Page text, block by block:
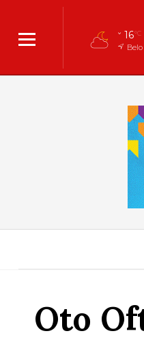
16°C
Oto